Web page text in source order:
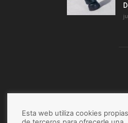
Esta web utiliza cookies